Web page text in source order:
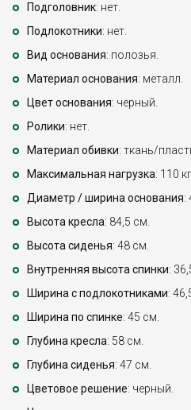
Подголовник: нет.
Подлокотники: нет.
Вид основания: полозья.
Материал основания: металл.
Цвет основания: черный.
Ролики: нет.
Материал обивки: ткань/
Максимальная нагрузка: 110 кг.
Диаметр / ширина основания:
Высота кресла: 84,5 см.
Высота сиденья: 48 см.
Внутренняя высота спинки:
Ширина с подлокотниками:
Ширина по спинке: 45 см.
Глубина кресла: 58 см.
Глубина сиденья: 47 см.
Цветовое решение: черный.